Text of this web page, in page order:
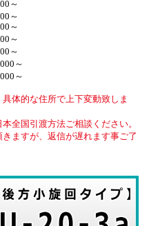
～
～
～
～
～
～
～
体的な住所で上下変動致しま
全国引渡方法ご相談ください。
ますが、返信が遅れます事ご了